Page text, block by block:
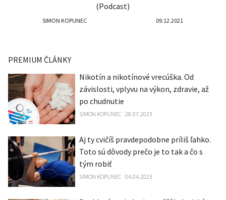
(Podcast)
SIMON KOPUNEC 09.12.2021
PREMIUM ČLÁNKY
Nikotín a nikotínové vrecúška. Od
závislosti, vplyvu na výkon, zdravie, až
po chudnutie
SIMON KOPUNEC 28.07.2023
Aj ty cvičíš pravdepodobne príliš ľahko.
Toto sú dôvody prečo je to tak a čo s
tým robiť
SIMON KOPUNEC 04.04.2023